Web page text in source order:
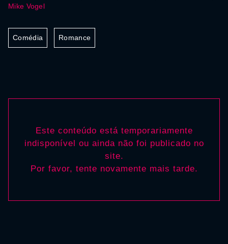
Mike Vogel
Comédia Romance
Este conteúdo está temporariamente
indisponível ou ainda não foi publicado no
site.
Por favor, tente novamente mais tarde.